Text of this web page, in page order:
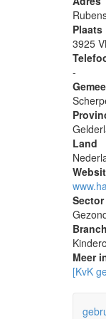
Plaats
3925
-
Land
Sector
Meer
[KvK